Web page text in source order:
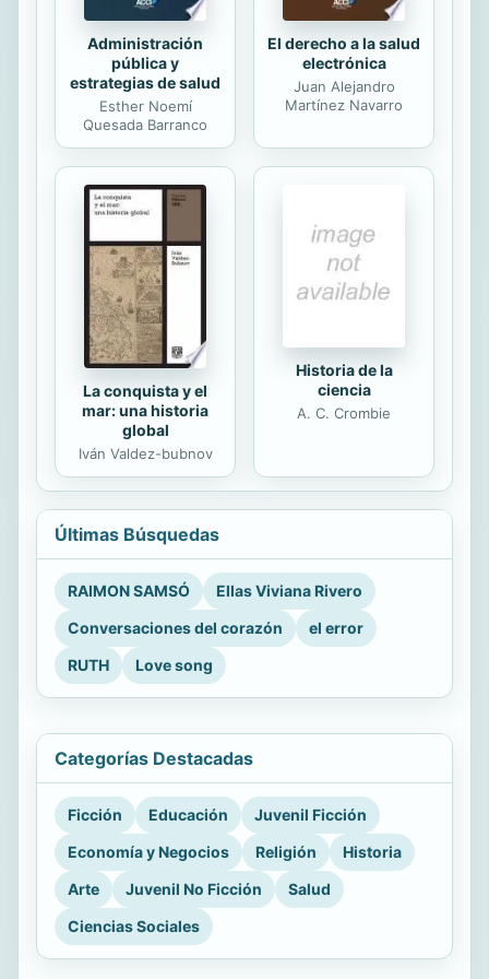
Administración
pública y
estrategias de salud
Esther Noemí
Quesada Barranco
El derecho a la salud
electrónica
Juan Alejandro
Martínez Navarro
La conquista y el
mar: una historia
global
Iván Valdez-bubnov
Historia de la
ciencia
A. C. Crombie
Últimas Búsquedas
RAIMON SAMSÓ
Ellas Viviana Rivero
Conversaciones del corazón
el error
RUTH
Love song
Categorías Destacadas
Ficción Educación
Juvenil Ficción
Economía y Negocios
Religión
Historia
Arte
Juvenil No Ficción
Salud
Ciencias Sociales